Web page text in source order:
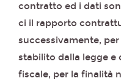
contratto ed i dati
ci il rapporto
successivamente,
stabilito dalla legge e
fiscale, per la finalità